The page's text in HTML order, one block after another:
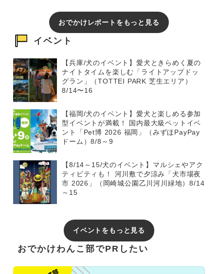
おでかけレポートをもっと見る
イベント
【兵庫/犬のイベント】愛犬ときらめく夏の
ナイトタイムを楽しむ「ライトアップドッ
グラン」（TOTTEI PARK 芝生エリア）
8/14〜16
【福岡/犬のイベント】愛犬と楽しめる参加
型イベントが満載！ 国内最大級ペットイベ
ント「Pet博 2026 福岡」（みずほPayPay
ドーム）8/8～9
【8/14～15/犬のイベント】マルシェやアク
ティビティも！ 河川敷で夕涼み「犬市場夜
市 2026」（岡崎城公園乙川河川緑地）8/14
～15
イベントをもっと見る
おでかけわんこ部でPRしたい